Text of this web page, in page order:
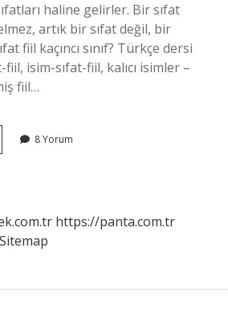
haline gelirler. Bir sıfat
artık bir sıfat değil, bir
fiil kaçıncı sınıf? Türkçe dersi
fiil, isim-sıfat-fiil, kalıcı isimler –
fiil…
8 Yorum
https://panta.com.tr
Sitemap